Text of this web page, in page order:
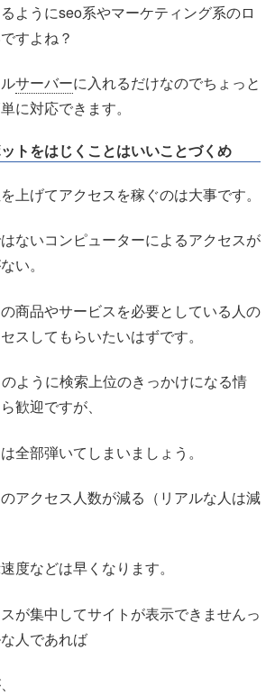
ようにseo系やマーケティング系のロ
すよね？
サーバーに入れるだけなのでちょっと
に対応できます。
トをはじくことはいいことづくめ
上げてアクセスを稼ぐのは大事です。
ないコンピューターによるアクセスが
い。
商品やサービスを必要としている人の
スしてもらいたいはずです。
ように検索上位のきっかけになる情
歓迎ですが、
全部弾いてしまいましょう。
アクセス人数が減る（リアルな人は減
度などは早くなります。
が集中してサイトが表示できませんっ
人であれば